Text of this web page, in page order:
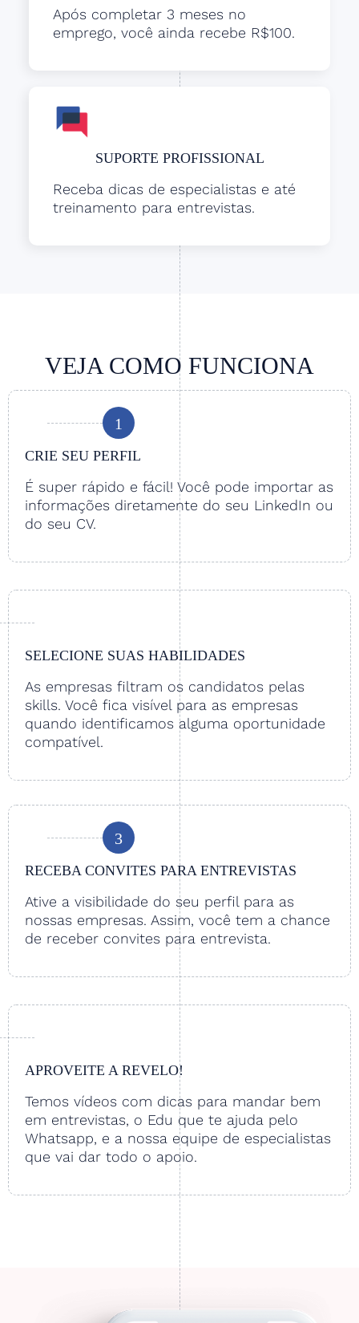
Após completar 3 meses no
emprego, você ainda recebe R$100.
SUPORTE PROFISSIONAL
Receba dicas de especialistas e até
treinamento para entrevistas.
VEJA COMO FUNCIONA
1
CRIE SEU PERFIL
É super rápido e fácil! Você pode importar as
informações diretamente do seu LinkedIn ou
do seu CV.
SELECIONE SUAS HABILIDADES
As empresas filtram os candidatos pelas
skills. Você fica visível para as empresas
quando identificamos alguma oportunidade
compatível.
3
RECEBA CONVITES PARA ENTREVISTAS
Ative a visibilidade do seu perfil para as
nossas empresas. Assim, você tem a chance
de receber convites para entrevista.
APROVEITE A REVELO!
Temos vídeos com dicas para mandar bem
em entrevistas, o Edu que te ajuda pelo
Whatsapp, e a nossa equipe de especialistas
que vai dar todo o apoio.